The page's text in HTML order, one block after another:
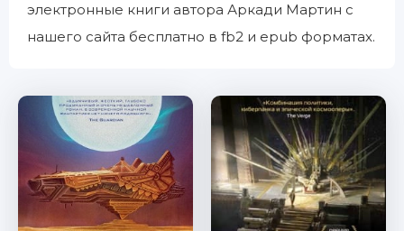
электронные книги автора Аркади Мартин с
нашего сайта бесплатно в fb2 и epub форматах.